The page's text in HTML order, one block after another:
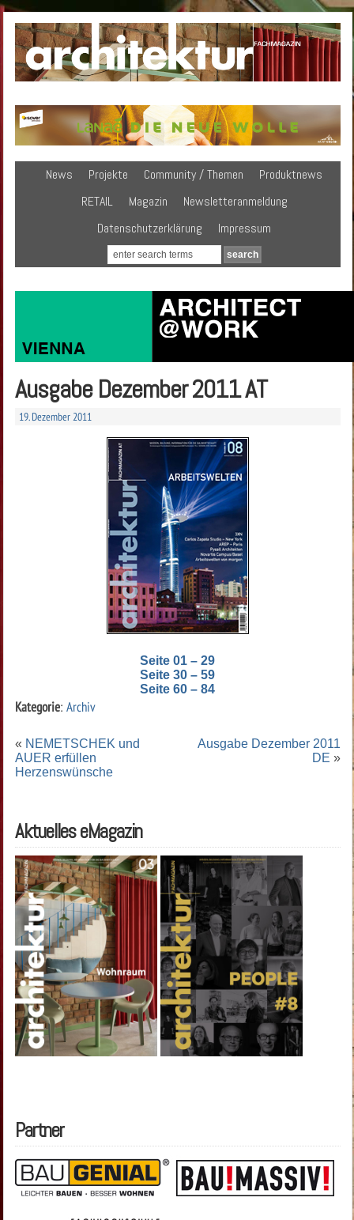
News Projekte Community / Themen
Produktnews
RETAIL
Magazin
Newsletteranmeldung
Datenschutzerklärung
Impressum
Ausgabe Dezember 2011 AT
19. Dezember 2011
Seite 01 – 29
Seite 30 – 59
Seite 60 – 84
Kategorie: Archiv
« NEMETSCHEK und
AUER erfüllen
Herzenswünsche
Ausgabe Dezember 2011
DE »
Aktuelles eMagazin
Partner